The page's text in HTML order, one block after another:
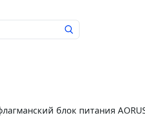
блок питания